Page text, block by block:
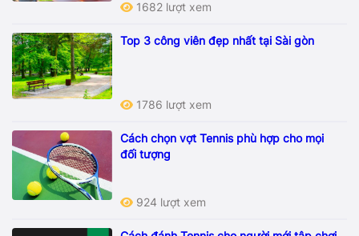
1682 lượt xem
Top 3 công viên đẹp nhất tại Sài gòn
1786 lượt xem
Cách chọn vợt Tennis phù hợp cho mọi
đối tượng
924 lượt xem